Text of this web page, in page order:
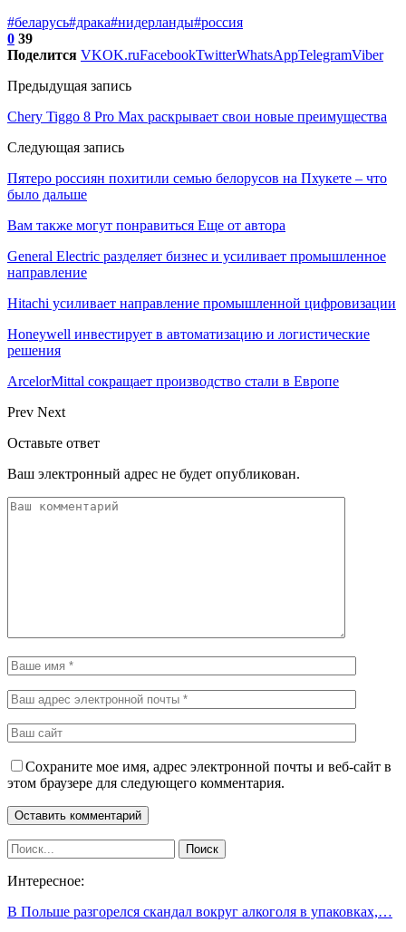
#беларусь#драка#нидерланды#россия
0 39
Поделится VKOK.ruFacebookTwitterWhatsAppTelegramViber
Предыдущая запись
Chery Tiggo 8 Pro Max раскрывает свои новые преимущества
Следующая запись
Пятеро россиян похитили семью белорусов на Пхукете – что
было дальше
Вам также могут понравиться Еще от автора
General Electric разделяет бизнес и усиливает промышленное
направление
Hitachi усиливает направление промышленной цифровизации
Honeywell инвестирует в автоматизацию и логистические
решения
ArcelorMittal сокращает производство стали в Европе
Prev Next
Оставьте ответ
Ваш электронный адрес не будет опубликован.
Сохраните мое имя, адрес электронной почты и веб-сайт в
этом браузере для следующего комментария.
Интересное:
В Польше разгорелся скандал вокруг алкоголя в упаковках,…